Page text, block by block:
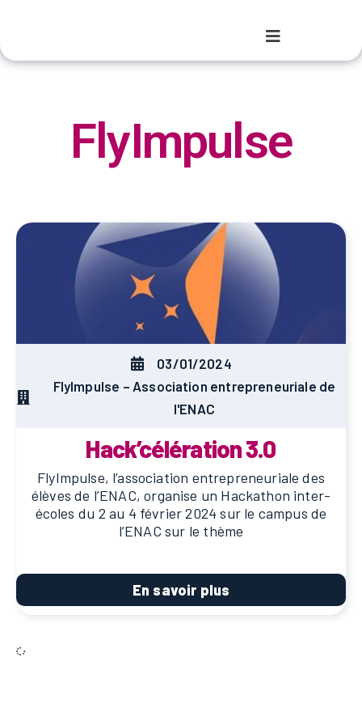
FlyImpulse
03/01/2024
FlyImpulse – Association entrepreneuriale de
l'ENAC
Hack’célération 3.0
FlyImpulse, l’association entrepreneuriale des
élèves de l’ENAC, organise un Hackathon inter-
écoles du 2 au 4 février 2024 sur le campus de
l’ENAC sur le thème
En savoir plus